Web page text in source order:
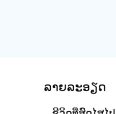
ລາຍລະອຽດ